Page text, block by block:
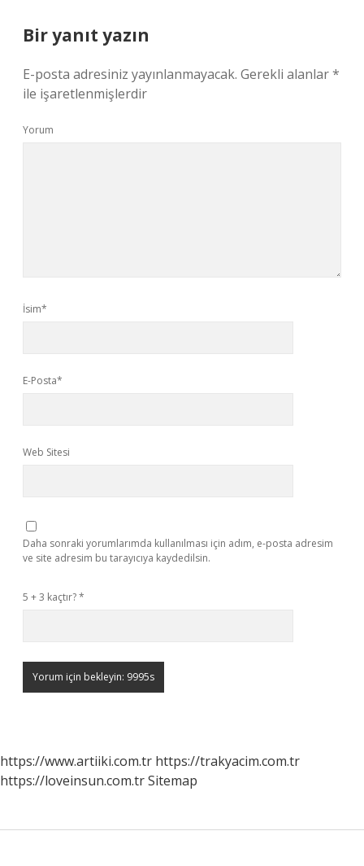
Bir yanıt yazın
E-posta adresiniz yayınlanmayacak. Gerekli alanlar*
ile işaretlenmişlerdir
Yorum
İsim*
E-Posta*
Web Sitesi
Daha sonraki yorumlarımda kullanılması için adım, e-posta adresim
ve site adresim bu tarayıcıya kaydedilsin.
5 + 3 kaçtır?*
https://www.artiiki.com.tr https://trakyacim.com.tr
https://loveinsun.com.trSitemap